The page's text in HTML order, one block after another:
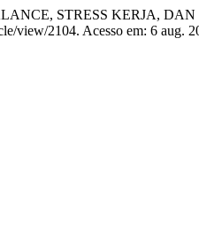
STRESS KERJA,
view/2104. Acesso em: 6 aug.